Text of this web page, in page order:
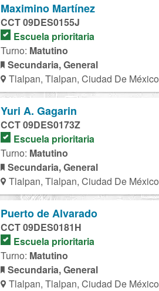
Maximino Martínez
CCT 09DES0155J
Escuela prioritaria
Turno: Matutino
Secundaria, General
Tlalpan, Tlalpan, Ciudad De México
Yuri A. Gagarin
CCT 09DES0173Z
Escuela prioritaria
Turno: Matutino
Secundaria, General
Tlalpan, Tlalpan, Ciudad De México
Puerto de Alvarado
CCT 09DES0181H
Escuela prioritaria
Turno: Matutino
Secundaria, General
Tlalpan, Tlalpan, Ciudad De México